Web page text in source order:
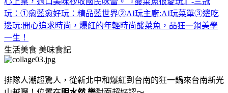
玩：①愈藍愈好玩：精品藍世界②AI玩主廚:AI玩菜單③邊吃
邊玩:開心追求時尚，爆紅的年輕時尚酸菜魚，品狂一鍋美學
一生！
生活美食 美味食記
排隊人潮超驚人，從新北中和爆紅到台南的狂一鍋來台南新光